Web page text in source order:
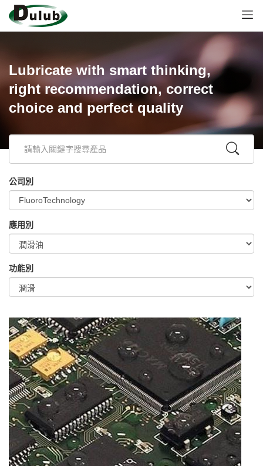
Lubricate with smart thinking,
right recommendation, correct
choice and perfect quality
公司別
應用別
功能別